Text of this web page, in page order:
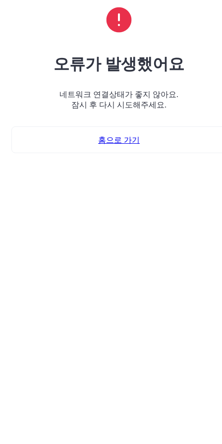
오류가 발생했어요
네트워크 연결상태가 좋지 않아요.
잠시 후 다시 시도해주세요.
홈으로 가기